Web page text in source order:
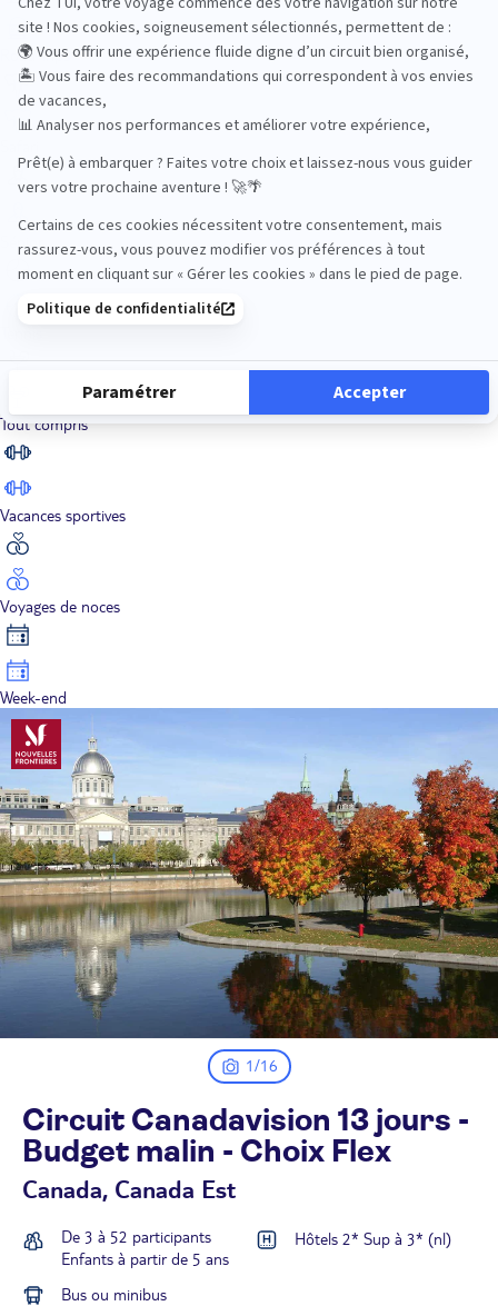
Road Trips
Sénior
Tout compris
Vacances sportives
Voyages de noces
Week-end
1/16
Circuit Canadavision 13 jours -
Budget malin - Choix Flex
Canada, Canada Est
De 3 à 52 participants
Enfants à partir de 5 ans
Hôtels 2* Sup à 3* (nl)
Bus ou minibus